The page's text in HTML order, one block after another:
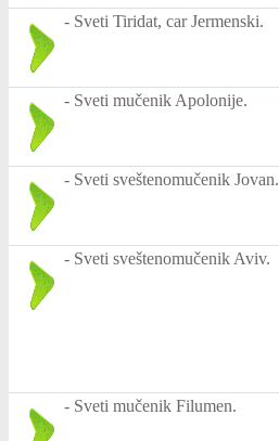
- Sveti Tiridat, car Jermenski.
- Sveti mučenik Apolonije.
- Sveti sveštenomučenik Jovan.
- Sveti sveštenomučenik Aviv.
- Sveti mučenik Filumen.